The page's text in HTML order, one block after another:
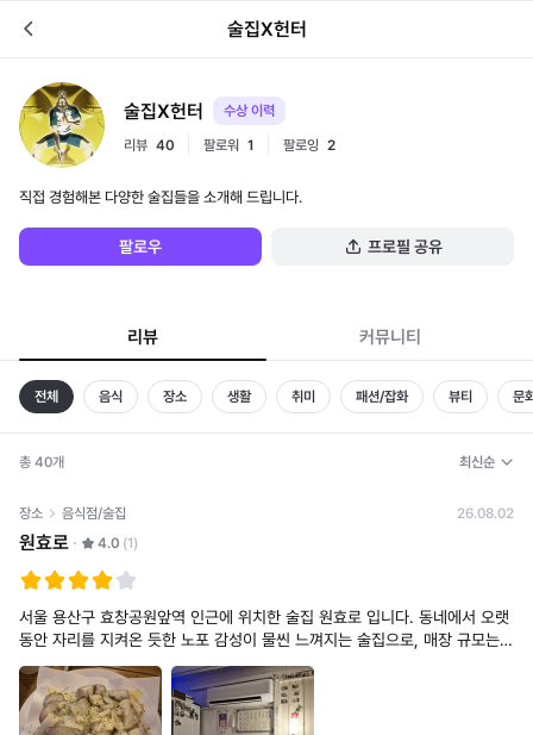
술집X헌터
술집X헌터 수상 이력
리뷰 40 팔로워 1 팔로잉 2
직접 경험해본 다양한 술집들을 소개해 드립니다.
팔로우 프로필 공유
리뷰 커뮤니티
전체 음식 장소 생활 취미 패션/잡화 뷰티 문
총 40개
장소 음식점/술집 26.08.02
원효로 4.0 (1)
서울 용산구 효창공원앞역 인근에 위치한 술집 원효로 입니다. 동네에서 오랫
동안 자리를 지켜온 듯한 노포 감성이 물씬 느껴지는 술집으로, 매장 규모는
크지 않지만 오히려 아늑하고 편안한 분위기 덕분에 부담 없이 술 한잔하기 좋
았습니다. 화려하거나